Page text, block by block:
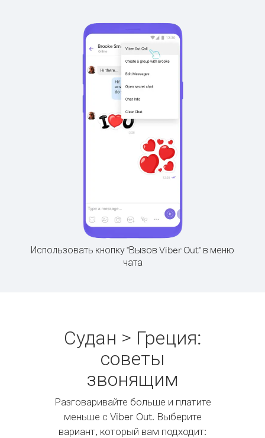
Использовать кнопку "Вызов Viber Out" в меню
чата
Судан > Греция:
советы
звонящим
Разговаривайте больше и платите
меньше с Viber Out. Выберите
вариант, который вам подходит: